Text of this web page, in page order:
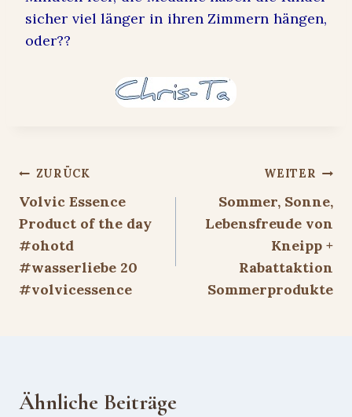
sicher viel länger in ihren Zimmern hängen,
oder??
Beitragsnavigation
ZURÜCK
Volvic Essence
Product of the day
#ohotd
#wasserliebe 20
#volvicessence
WEITER
Sommer, Sonne,
Lebensfreude von
Kneipp +
Rabattaktion
Sommerprodukte
Ähnliche Beiträge